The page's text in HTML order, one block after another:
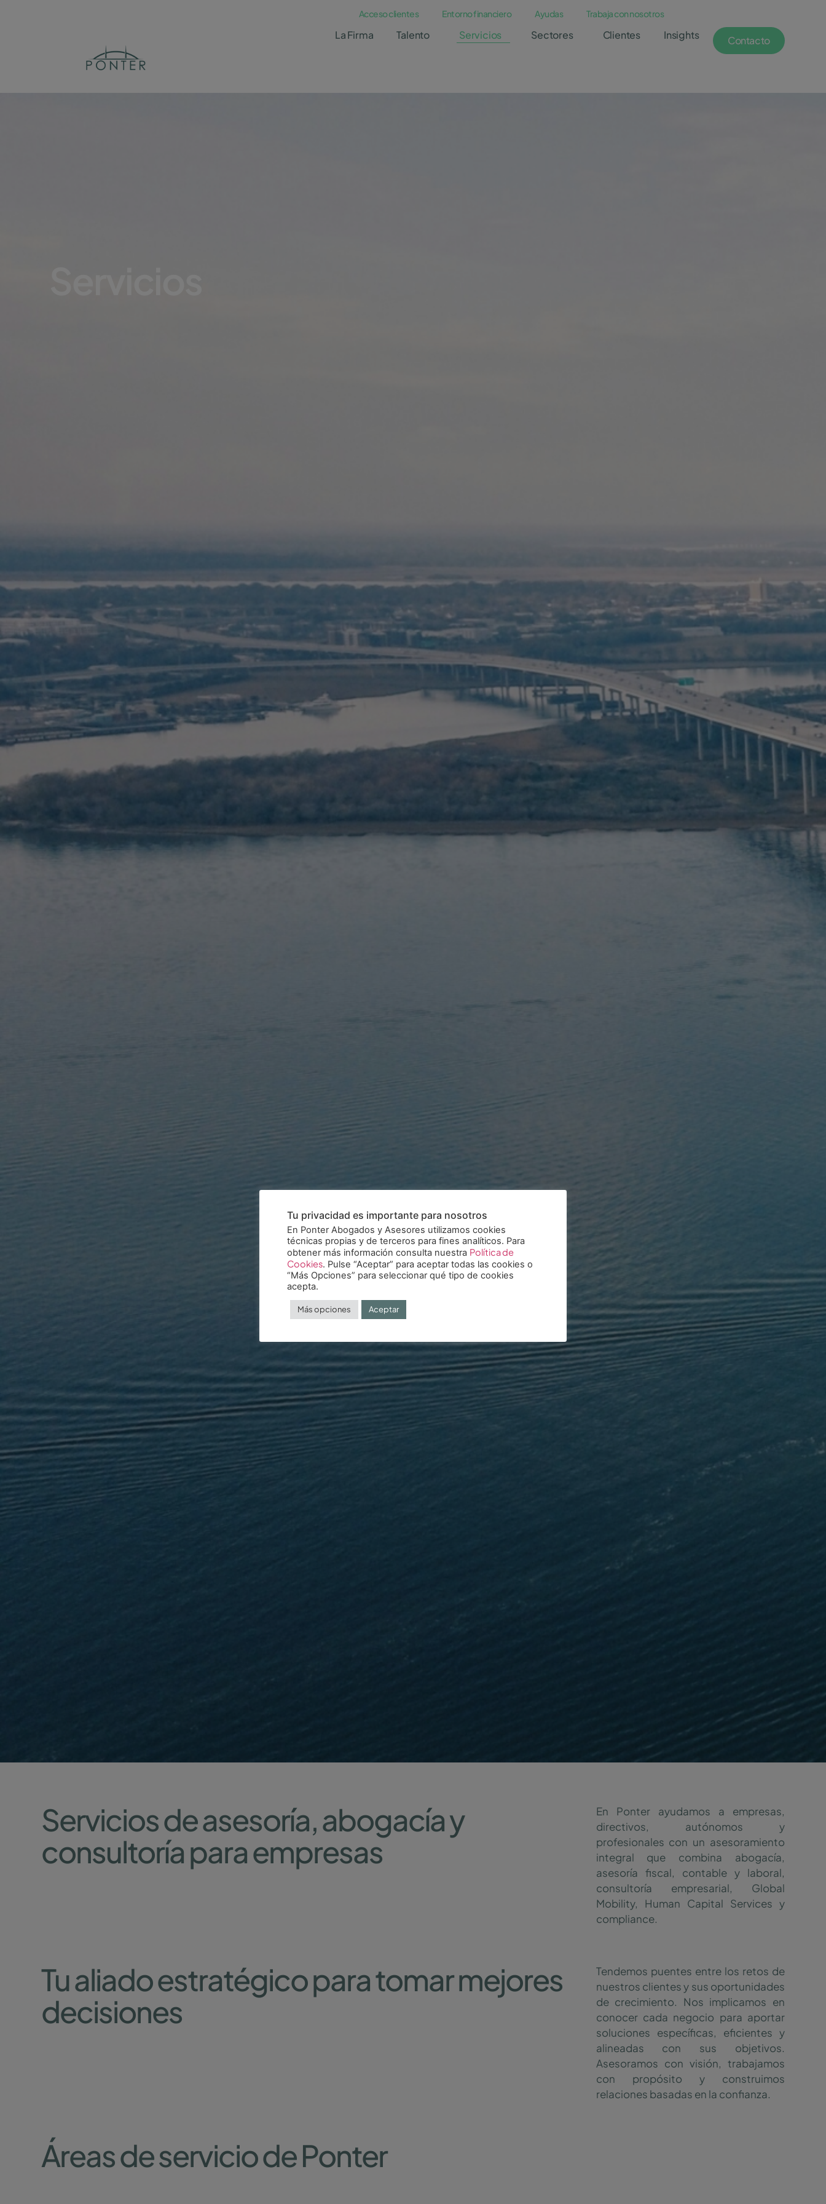
Acceso clientes Entorno financiero Ayudas Trabaja con nosotros
Contacto
La Firma Talento Servicios Sectores Clientes Insights
Servicios de asesoría, abogacía y
consultoría para empresas
En Ponter ayudamos a empresas,
directivos, autónomos y
profesionales con un asesoramiento
integral que combina abogacía,
asesoría fiscal, contable y laboral,
consultoría empresarial, Global
Mobility, Human Capital Services y
compliance.
Tu aliado estratégico para tomar mejores
decisiones
Tendemos puentes entre los retos de
nuestros clientes y sus oportunidades
de crecimiento. Nos implicamos en
conocer cada negocio para aportar
soluciones específicas, eficientes y
alineadas con sus objetivos.
Asesoramos con visión, trabajamos
con propósito y construimos
relaciones basadas en la confianza.
Áreas de servicio de Ponter
Tu privacidad es importante para nosotros
En Ponter Abogados y Asesores utilizamos cookies
técnicas propias y de terceros para fines analíticos. Para
obtener más información consulta nuestra Política de
Cookies. Pulse “Aceptar” para aceptar todas las cookies o
“Más Opciones” para seleccionar qué tipo de cookies
acepta.
Más opciones Aceptar